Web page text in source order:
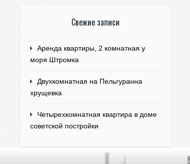
Свежие записи
Аренда квартиры, 2 комнатная у
моря Штромка
Двухкомнатная на Пельгуранна
хрущевка
Четырехкомнатная квартира в доме
советской постройки